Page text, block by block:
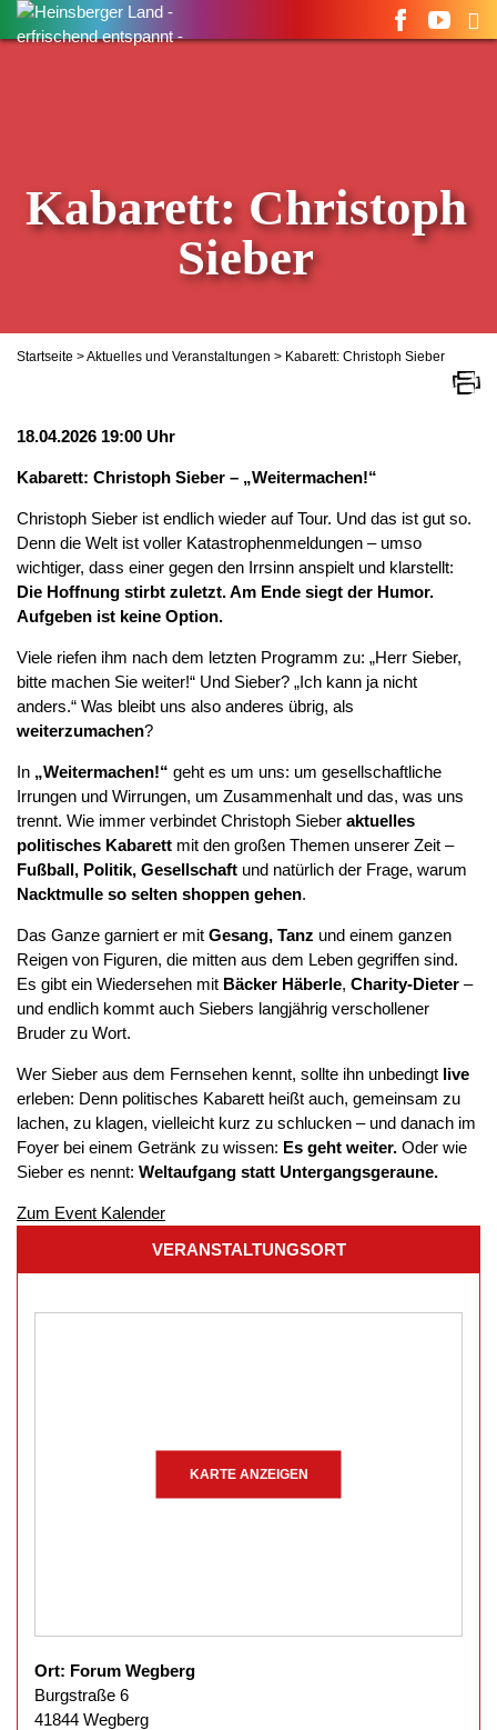
Suchen
nach:
Kabarett: Christoph
Sieber
Startseite >Aktuelles und Veranstaltungen > Kabarett: Christoph Sieber
18.04.2026 19:00 Uhr
Kabarett: Christoph Sieber – „Weitermachen!“
Christoph Sieber ist endlich wieder auf Tour. Und das ist gut so.
Denn die Welt ist voller Katastrophenmeldungen – umso
wichtiger, dass einer gegen den Irrsinn anspielt und klarstellt:
Die Hoffnung stirbt zuletzt. Am Ende siegt der Humor.
Aufgeben ist keine Option.
Viele riefen ihm nach dem letzten Programm zu: „Herr Sieber,
bitte machen Sie weiter!“ Und Sieber? „Ich kann ja nicht
anders.“ Was bleibt uns also anderes übrig, als
weiterzumachen?
In „Weitermachen!“ geht es um uns: um gesellschaftliche
Irrungen und Wirrungen, um Zusammenhalt und das, was uns
trennt. Wie immer verbindet Christoph Sieber aktuelles
politisches Kabarett mit den großen Themen unserer Zeit –
Fußball, Politik, Gesellschaft und natürlich der Frage, warum
Nacktmulle so selten shoppen gehen.
Das Ganze garniert er mit Gesang, Tanz und einem ganzen
Reigen von Figuren, die mitten aus dem Leben gegriffen sind.
Es gibt ein Wiedersehen mit Bäcker Häberle, Charity-Dieter –
und endlich kommt auch Siebers langjährig verschollener
Bruder zu Wort.
Wer Sieber aus dem Fernsehen kennt, sollte ihn unbedingt live
erleben: Denn politisches Kabarett heißt auch, gemeinsam zu
lachen, zu klagen, vielleicht kurz zu schlucken – und danach im
Foyer bei einem Getränk zu wissen: Es geht weiter. Oder wie
Sieber es nennt: Weltaufgang statt Untergangsgeraune.
Zum Event Kalender
VERANSTALTUNGSORT
KARTE ANZEIGEN
Ort: Forum Wegberg
Burgstraße 6
41844 Wegberg